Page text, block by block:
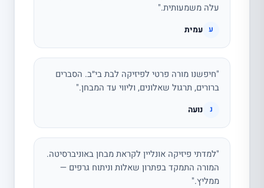
עלה משמעותית."
ע עמית
"חיפשנו מורה פרטי לפיזיקה לבת בי״ב. הסברים
ברורים, תרגול שאלונים, וליווי עד המבחן."
נ נועה
"למדתי פיזיקה אונליין לקראת מבחן באוניברסיטה.
המורה התמקד בפתרון שאלות וניתוח גרפים —
ממליץ."